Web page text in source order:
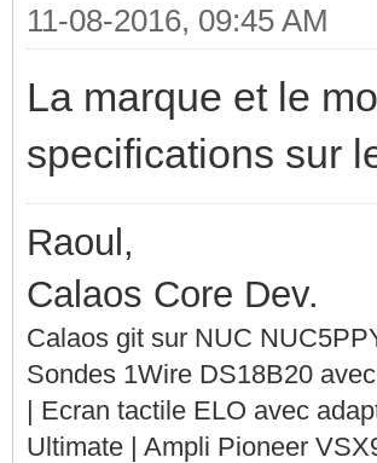
11-08-2016, 09:45 AM
La marque et le
specifications sur
Raoul,
Calaos Core Dev.
Calaos git sur NUC
Sondes 1Wire DS18B20
| Ecran tactile ELO avec
Ultimate | Ampli Pioneer